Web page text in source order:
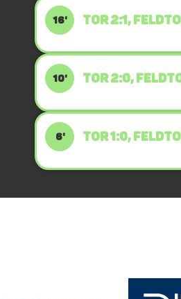
16' TOR 2:1,
10' TOR 2:0,
6' TOR 1:0,